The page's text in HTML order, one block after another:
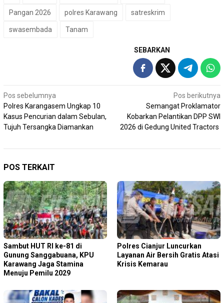
Pangan 2026 polres Karawang satreskrim
swasembada Tanam
SEBARKAN
Navigasi
pos
Pos sebelumnya
Polres Karangasem Ungkap 10
Kasus Pencurian dalam Sebulan,
Tujuh Tersangka Diamankan
Pos berikutnya
Semangat Proklamator
Kobarkan Pelantikan DPP SWI
2026 di Gedung United Tractors
POS TERKAIT
Sambut HUT RI ke-81 di
Gunung Sanggabuana, KPU
Karawang Jaga Stamina
Menuju Pemilu 2029
Polres Cianjur Luncurkan
Layanan Air Bersih Gratis Atasi
Krisis Kemarau